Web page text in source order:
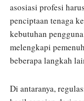
asosiasi profesi
penciptaan tenaga
kebutuhan
melengkapi
beberapa langkah
Di antaranya,